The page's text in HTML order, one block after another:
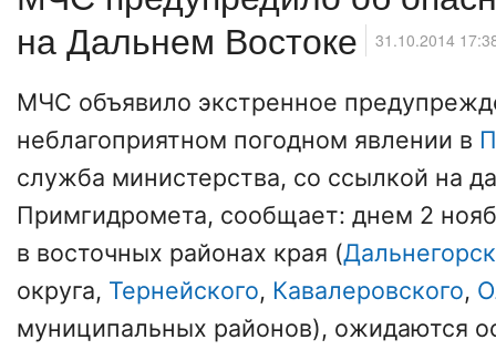
на Дальнем Востоке
31.10.2014
МЧС объявило экстренное
неблагоприятном погодном явлении в
служба министерства, со ссылкой на
Примгидромета, сообщает: днем 2
в восточных районах края (
округа, Тернейского, Кавалеровского,
муниципальных районов), ожидаются